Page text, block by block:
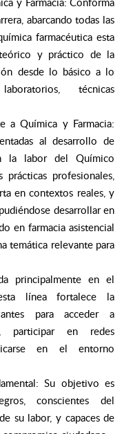
abarcando todas las
farmacéutica esta
y práctico de la
desde lo básico a lo
técnicas
a Química y Farmacia:
al desarrollo de
la labor del Químico
prácticas profesionales,
en contextos reales, y
desarrollar en
en farmacia asistencial
temática relevante para
principalmente en el
línea fortalece la
para acceder a
participar en redes
en el entorno
Su objetivo es
conscientes del
su labor, y capaces de